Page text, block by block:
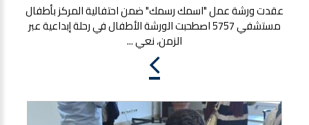
عقدت ورشة عمل "اسمك رسمك" ضمن احتفالية المركز بأطفال
مستشفي 5757 اصطحبت الورشة الأطفال في رحلة إبداعية عبر
الزمن، نعي ...